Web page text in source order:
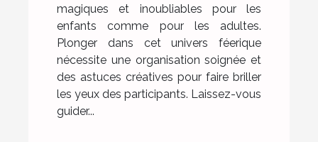
magiques et inoubliables pour les
enfants comme pour les adultes.
Plonger dans cet univers féerique
nécessite une organisation soignée et
des astuces créatives pour faire briller
les yeux des participants. Laissez-vous
guider...